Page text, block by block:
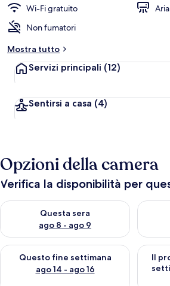
l
i
Wi-Fi gratuito
Non fumatori
Mostra tutto
Servizi principali (12)
Sentirsi a casa (4)
Opzioni della camera
Verifica la disponibilità per
Questa sera
ago 8 - ago 9
Verifica la disponibilità per questa sera,
Questo fine settimana
ago 14 - ago 16
Verifica la disponibilità per questo fine
Il